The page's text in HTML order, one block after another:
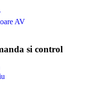
AV
si control